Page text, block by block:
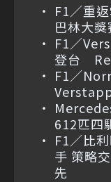
F1／重
巴林大
F1／
登台
F1／
612匹四
F1／比
手 策略
先